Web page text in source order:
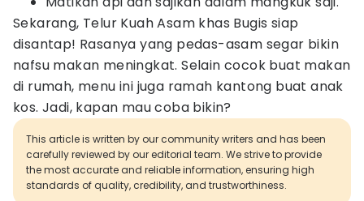
Sekarang, Telur Kuah Asam khas Bugis siap
disantap! Rasanya yang pedas-asam segar bikin
nafsu makan meningkat. Selain cocok buat makan
di rumah, menu ini juga ramah kantong buat anak
kos. Jadi, kapan mau coba bikin?
This article is written by our community writers and has been
carefully reviewed by our editorial team. We strive to provide
the most accurate and reliable information, ensuring high
standards of quality, credibility, and trustworthiness.